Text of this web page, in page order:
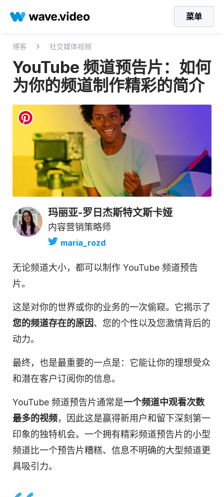
菜单
博客 社交媒体视频
YouTube 频道预告片：如何
为你的频道制作精彩的简介
玛丽亚-罗日杰斯特文斯卡娅
内容营销策略师
maria_rozd
无论频道大小，都可以制作 YouTube 频道预告
片。
这是对你的世界或你的业务的一次偷窥。它揭示了
您的频道存在的原因、您的个性以及您激情背后的
动力。
最终，也是最重要的一点是：它能让你的理想受众
和潜在客户订阅你的信息。
YouTube 频道预告片通常是一个频道中观看次数
最多的视频，因此这是赢得新用户和留下深刻第一
印象的独特机会。一个拥有精彩频道预告片的小型
频道比一个预告片糟糕、信息不明确的大型频道更
具吸引力。